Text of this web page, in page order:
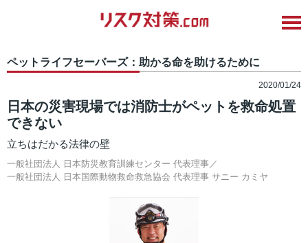
ペットライフセーバーズ：助かる命を助けるために
2020/01/24
日本の災害現場では消防士がペットを救命処置
できない
立ちはだかる法律の壁
一般社団法人 日本防災教育訓練センター 代表理事／
一般社団法人 日本国際動物救命救急協会 代表理事 サニー カミヤ